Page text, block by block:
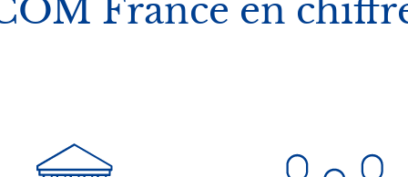
France en